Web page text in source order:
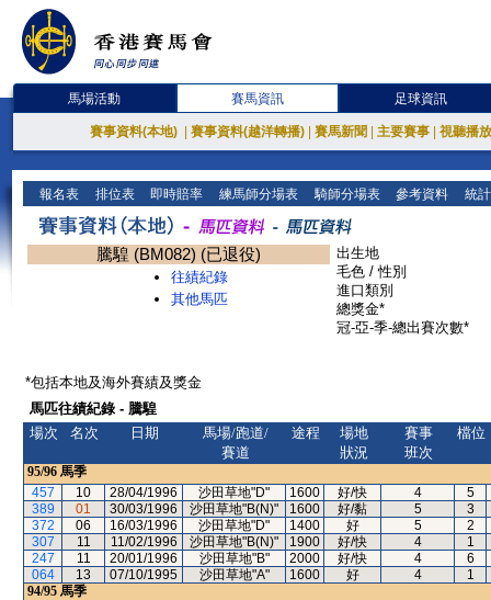
馬場活動 賽馬資訊 足球資訊
賽事資料(本地) 賽事資料(越洋轉播) 賽馬新聞 主要賽事 視聽播
報名表 排位表 即時賠率 練馬師分場表 騎師分場表 參考資料 統
騰騜 (BM082) (已退役)
往績紀錄
其他馬匹
出生地
毛色 / 性別
進口類別
總獎金*
冠-亞-季-總出賽次數*
*包括本地及海外賽績及獎金
馬匹往績紀錄 - 騰騜
場次
名次 日期
馬場/跑道/
賽道
途程
場地
狀況
賽事
班次
檔位
95/96 馬季
457
10 28/04/1996 沙田草地"D" 1600 好/快 4
5
389
01 30/03/1996 沙田草地"B(N)" 1600 好/黏 5
3
372
06 16/03/1996 沙田草地"D" 1400 好 5
2
307
11 11/02/1996 沙田草地"B(N)" 1900 好/快 4
1
247
11 20/01/1996 沙田草地"B" 2000 好/快 4
6
064
13 07/10/1995 沙田草地"A" 1600 好 4
1
94/95 馬季